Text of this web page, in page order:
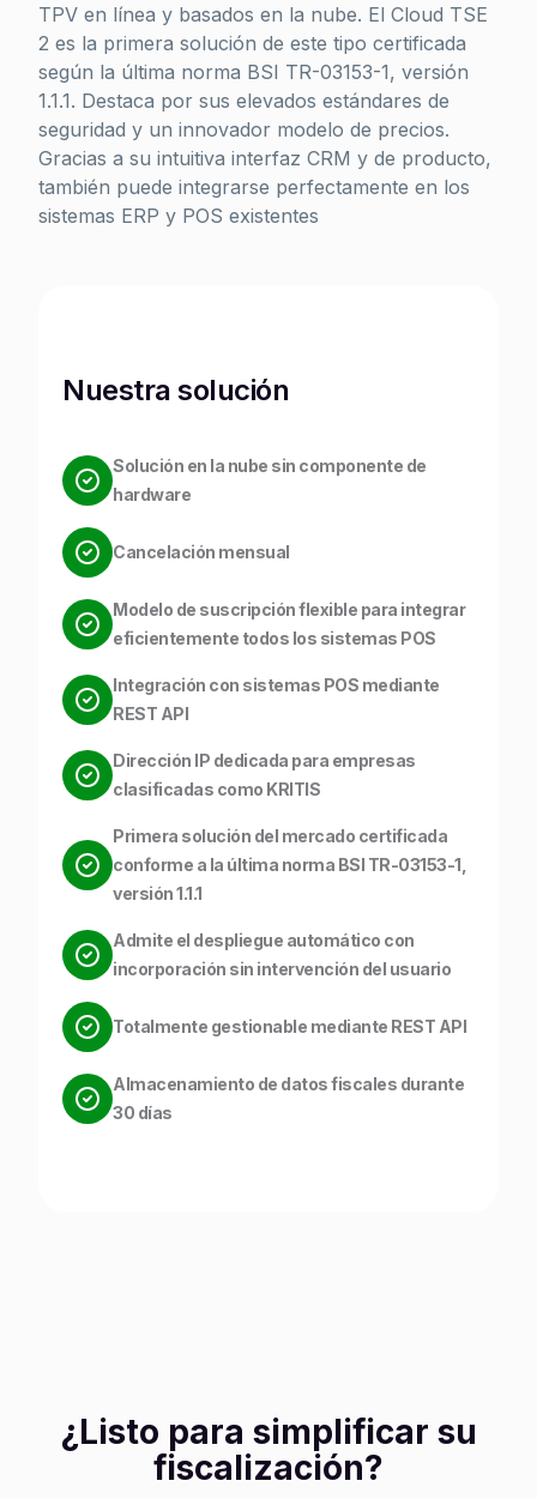
TPV en línea y basados en la nube. El Cloud TSE
2 es la primera solución de este tipo certificada
según la última norma BSI TR-03153-1, versión
1.1.1. Destaca por sus elevados estándares de
seguridad y un innovador modelo de precios.
Gracias a su intuitiva interfaz CRM y de producto,
también puede integrarse perfectamente en los
sistemas ERP y POS existentes
Nuestra solución
Solución en la nube sin componente de
hardware
Cancelación mensual
Modelo de suscripción flexible para integrar
eficientemente todos los sistemas POS
Integración con sistemas POS mediante
REST API
Dirección IP dedicada para empresas
clasificadas como KRITIS
Primera solución del mercado certificada
conforme a la última norma BSI TR-03153-1,
versión 1.1.1
Admite el despliegue automático con
incorporación sin intervención del usuario
Totalmente gestionable mediante REST API
Almacenamiento de datos fiscales durante
30 días
¿Listo para simplificar su
fiscalización?